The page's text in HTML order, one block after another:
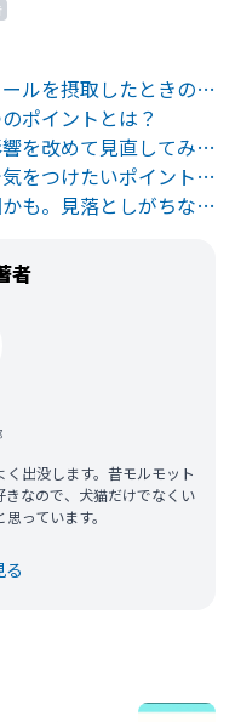
お正月に死の危険！？犬がアルコールを摂取したときの危険性
ポイントとは？
【クイズ】ペットへのタバコの影響を改めて見直してみよう
【クイズ】秋・冬の犬のお散歩で気をつけたいポイントとは？
【犬クイズ】実はストレスが原因かも。見落としがちなしぐさとは？
者
出没します。昔モルモット
なので、犬猫だけでなくい
っています。